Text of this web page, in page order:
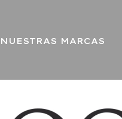
NUESTRAS MARCAS